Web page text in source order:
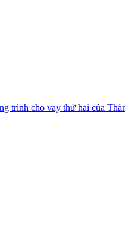
trình cho vay thứ hai của